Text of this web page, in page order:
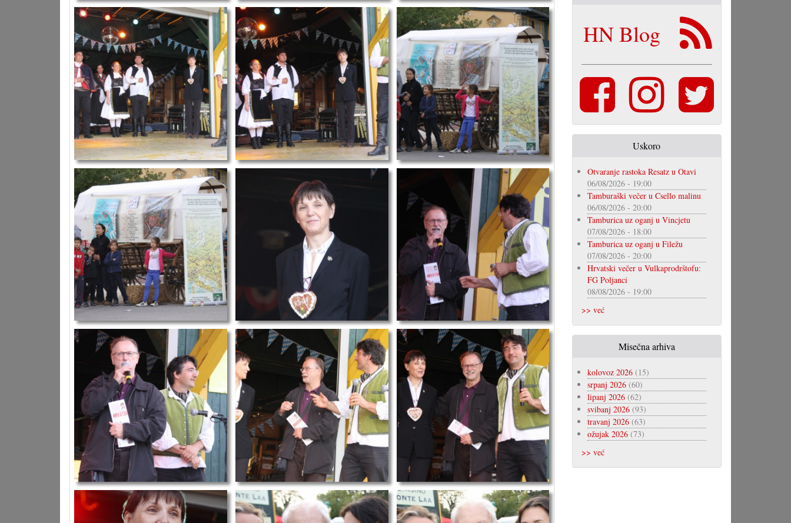
HN Blog
Uskoro
Otvaranje rastoka Resatz u Otavi
06/08/2026 - 19:00
Tamburaški večer u Csello malinu
06/08/2026 - 20:00
Tamburica uz oganj u Vincjetu
07/08/2026 - 18:00
Tamburica uz oganj u Filežu
07/08/2026 - 20:00
Hrvatski večer u Vulkaprodrštofu:
FG Poljanci
08/08/2026 - 19:00
>> već
Misečna arhiva
kolovoz 2026(15)
srpanj 2026(60)
lipanj 2026(62)
svibanj 2026(93)
travanj 2026(63)
ožujak 2026(73)
>> već